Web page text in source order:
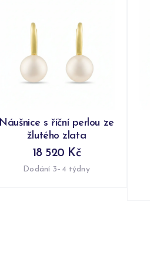
Náušnice s říční perlou ze
žlutého zlata
18 520 Kč
Dodání 3–4 týdny